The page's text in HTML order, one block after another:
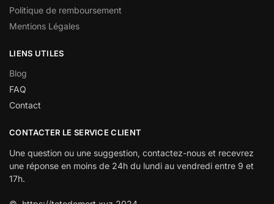
Politique de remboursement
Mentions Légales
LIENS UTILES
Blog
FAQ
Contact
CONTACTER LE SERVICE CLIENT
Une question ou une suggestion, contactez-nous et recevrez
une réponse en moins de 24h du lundi au vendredi entre 9 et
17h.